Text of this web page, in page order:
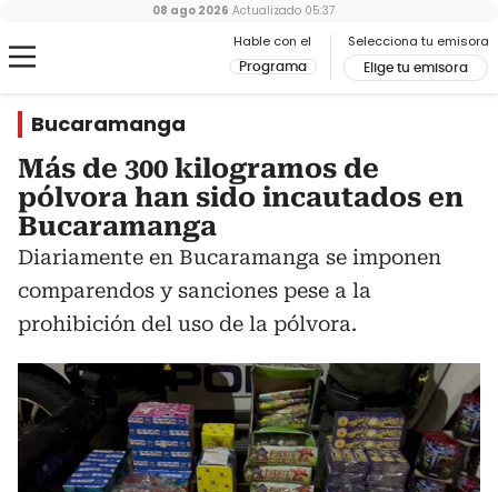
Hable con el
Programa
Selecciona tu emisora
Elige tu emisora
08 ago 2026 Actualizado 05:37
Bucaramanga
Más de 300 kilogramos de
pólvora han sido incautados en
Bucaramanga
Diariamente en Bucaramanga se imponen
comparendos y sanciones pese a la
prohibición del uso de la pólvora.